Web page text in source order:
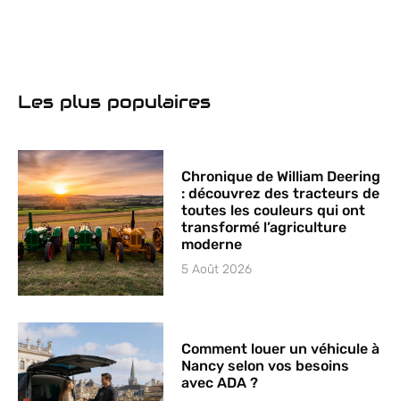
favorise
l’apprentissage
personnes en
difficulté
Brest
Les plus populaires
Chronique de William Deering
: découvrez des tracteurs de
toutes les couleurs qui ont
transformé l’agriculture
moderne
5 Août 2026
Comment louer un véhicule à
Nancy selon vos besoins
avec ADA ?